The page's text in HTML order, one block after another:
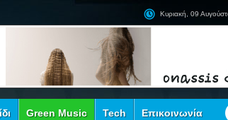
Κυριακή, 09
Green Music Tech Επικοινωνία